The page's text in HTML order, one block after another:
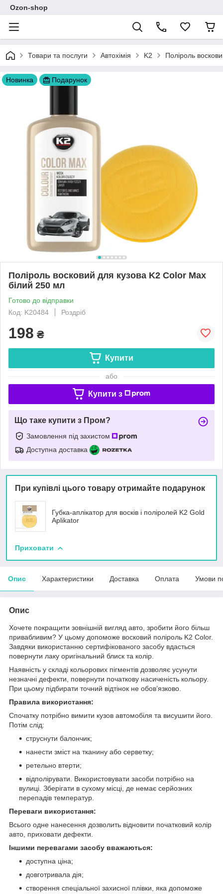
Ozon-shop
Товари та послуги Автохімія K2 Поліроль
Новинка Подарунок
Поліроль восковий для кузова K2 Color Max
білий 250 мл
Готово до відправки
Код: K20484
Роздріб
198 ₴
Купити
або
Купити з
Що таке купити з Пром?
Замовлення під захистом
Доступна доставка
При купівлі цього товару отримайте подарунок
Губка-аплікатор для восків і поліролей K2 Gold
Aplikator
Приховати
Опис Характеристики Доставка Оплата Умови
Опис
Хочете покращити зовнішній вигляд авто, зробити його більш
привабливим? У цьому допоможе восковий поліроль K2 Color.
Завдяки використанню сертифікованого засобу вдасться
повернути лаку оригінальний блиск та колір.
Наявність у складі кольорових пігментів дозволяє усунути
незначні дефекти, повернути початкову насиченість кольору.
При цьому підбирати точний відтінок не обов’язково.
Правила використання:
Спочатку потрібно вимити кузов автомобіля та висушити його.
Потім слід:
струснути балончик;
нанести зміст на тканину або серветку;
ретельно втерти;
відполірувати. Використовувати засоби потрібно на
вулиці. Зберігати в сухому місці, де немає серйозних
перепадів температур.
Переваги використання:
Всього одне нанесення дозволить відновити початковий колір
авто, приховати дефекти.
Іншими перевагами засобу вважаються:
доступна ціна;
довготривала дія;
створення спеціальної захисної плівки, яка допоможе